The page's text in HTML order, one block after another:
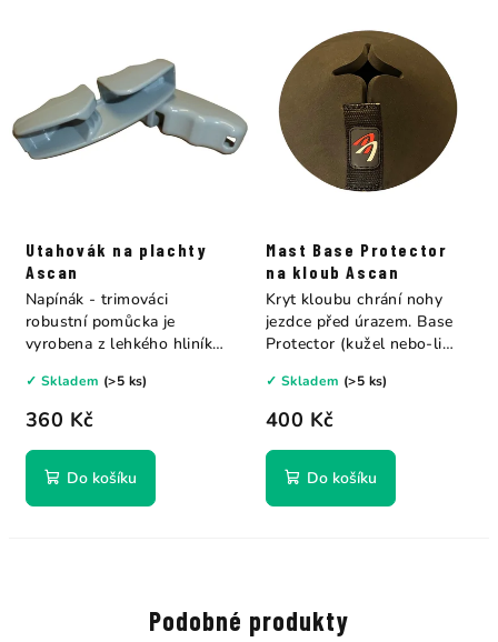
Utahovák na plachty
Ascan
360 Kč
✓ Skladem (>5 ks)
Do košíku
Napínák - trimováci
robustní pomůcka je
vyrobena z lehkého hliníku
Mast Base Protector
na kloub Ascan
400 Kč
✓ Skladem (>5 ks)
Do košíku
Kryt kloubu chrání nohy
jezdce před úrazem. Base
Protector (kužel nebo-li
Podobné produkty